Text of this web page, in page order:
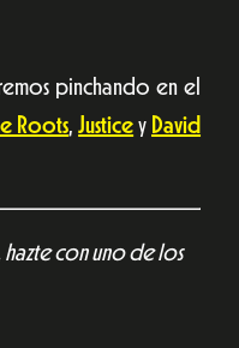
pinchando en el
Roots,Justice y David
con uno de los